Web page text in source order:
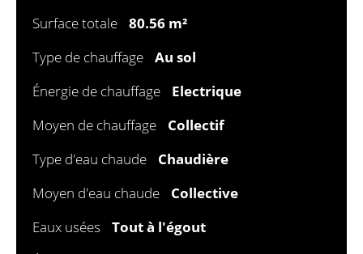
Surface totale
80.56 m²
Type de chauffage
Au sol
Énergie de chauffage
Electrique
Moyen de chauffage
Collectif
Type d'eau chaude
Chaudière
Moyen d'eau chaude
Collective
Eaux usées
Tout à l'égout